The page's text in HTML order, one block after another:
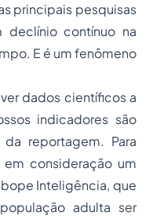
principais pesquisas
declínio contínuo na
E é um fenômeno
dados científicos a
indicadores são
reportagem. Para
em consideração um
Inteligência, que
adulta ser